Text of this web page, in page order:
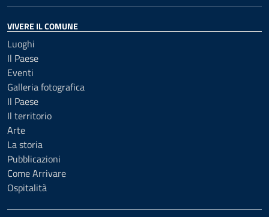
VIVERE IL COMUNE
Luoghi
Il Paese
Eventi
Galleria fotografica
Il Paese
Il territorio
Arte
La storia
Pubblicazioni
Come Arrivare
Ospitalità